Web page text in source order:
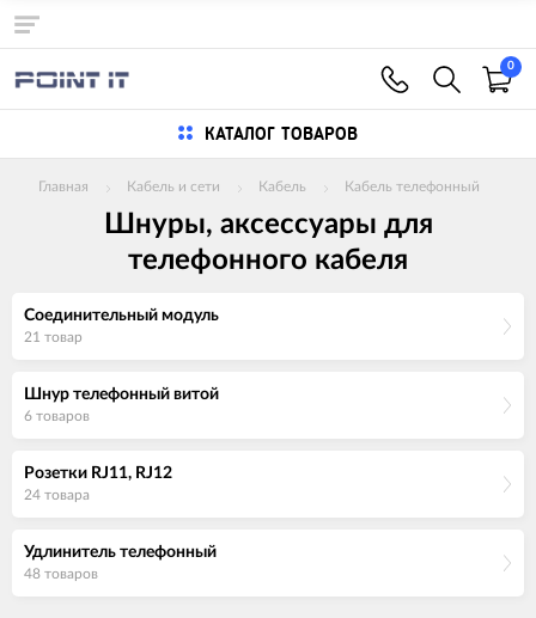
0
КАТАЛОГ ТОВАРОВ
Главная Кабель и сети Кабель Кабель телефонный
Шнуры, аксессуары для
телефонного кабеля
Соединительный модуль
21 товар
Шнур телефонный витой
6 товаров
Розетки RJ11, RJ12
24 товара
Удлинитель телефонный
48 товаров